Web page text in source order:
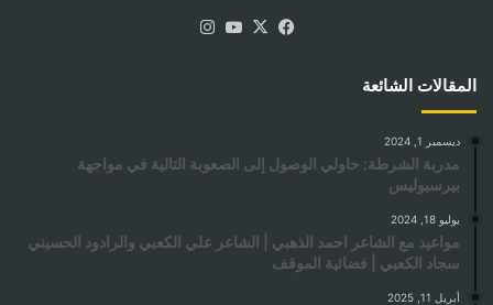
فيسبوك
‫X
‫YouTube
المقالات الشائعة
ديسمبر 1, 2024
مدربة الشرطة: حاولي الوصول إلى الصعوبة التالية في مواجهة
بيرسبوليس
يوليو 18, 2024
مواعيد مع الشاعر احمد الذهبي | الشاعر علي الكعبي والرادود الحسيني
سجاد الكعبي | فضائية الموقف
أبريل 11, 2025